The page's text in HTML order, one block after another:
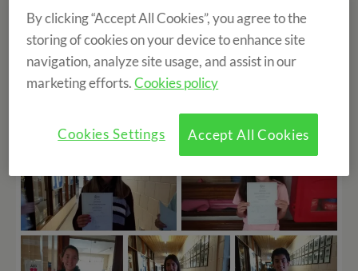
prepared a ceremony of the most emotional to give us
the diplomas that accredited the realization of the
course. We have all taken some great notes, and we are
very happy to have learned a lot and live this
By clicking “Accept All Cookies”, you agree to the
storing of cookies on your device to enhance site
navigation, analyze site usage, and assist in our
marketing efforts.Cookies policy
Accept All Cookies
Cookies Settings